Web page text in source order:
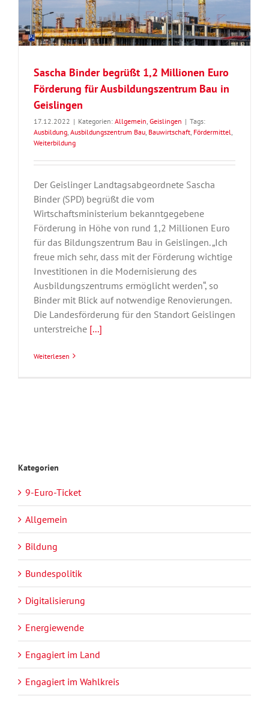
Sascha Binder begrüßt 1,2 Millionen Euro
Förderung für Ausbildungszentrum Bau in
Geislingen
17.12.2022 | Kategorien: Allgemein Geislingen | Tags:
Ausbildung Ausbildungszentrum Bau Bauwirtschaft Fördermittel
Weiterbildung
Der Geislinger Landtagsabgeordnete Sascha
Binder (SPD) begrüßt die vom
Wirtschaftsministerium bekanntgegebene
Förderung in Höhe von rund 1,2 Millionen Euro
für das Bildungszentrum Bau in Geislingen. „Ich
freue mich sehr, dass mit der Förderung wichtige
Investitionen in die Modernisierung des
Ausbildungszentrums ermöglicht werden“, so
Binder mit Blick auf notwendige Renovierungen.
Die Landesförderung für den Standort Geislingen
unterstreiche [...]
Weiterlesen
Kategorien
9-Euro-Ticket
Allgemein
Bildung
Bundespolitik
Digitalisierung
Energiewende
Engagiert im Land
Engagiert im Wahlkreis